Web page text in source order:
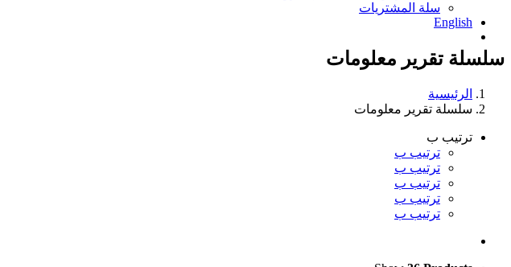
سلة المشتريات
English
سلسلة تقرير معلومات
الرئيسية
سلسلة تقرير معلومات
ترتيب ب
ترتيب ب
ترتيب ب
ترتيب ب
ترتيب ب
ترتيب ب